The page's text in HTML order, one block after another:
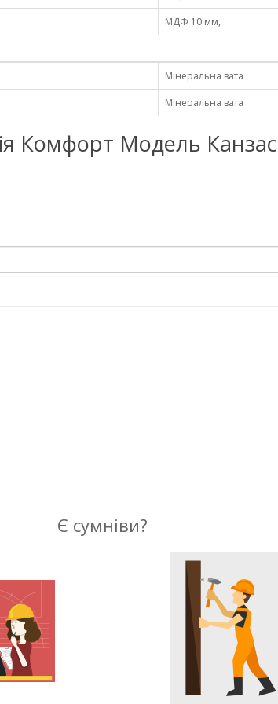
МДФ 10 мм,
Мінеральна вата
Мінеральна вата
Комфорт Модель
Є сумніви?